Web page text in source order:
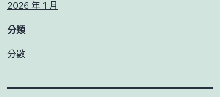
2026 年 1 月
分類
分數